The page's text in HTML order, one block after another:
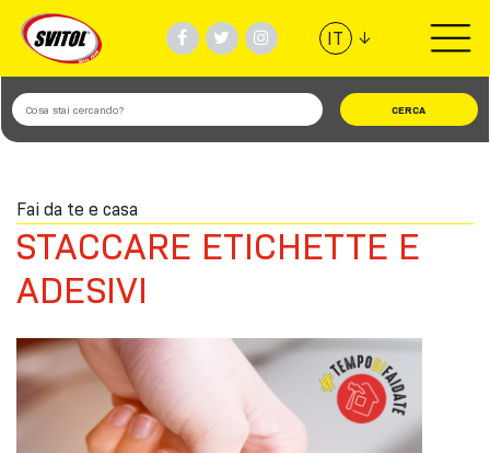
IT ↓
PRODOTTI
VIDEO
#TEAMSVITOL
AZIENDA
TROVA NEGOZIO
Fai da te e casa
STACCARE ETICHETTE E
ADESIVI